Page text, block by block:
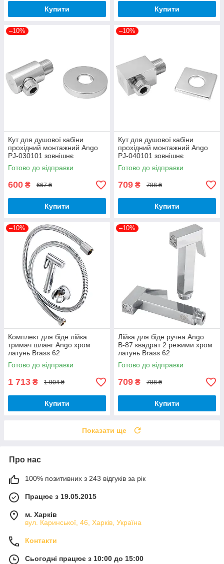
Купити Купити
–10%
Кут для душової кабіни
прохідний монтажний Ango
PJ-030101 зовнішнє
різьблення 1/2 х 1/2 дюйма
хром латунь
Готово до відправки
600 ₴ 667 ₴
Купити
–10%
Кут для душової кабіни
прохідний монтажний Ango
PJ-040101 зовнішнє
різьблення 1/2 х 1/2 дюйма
хром латунь
Готово до відправки
709 ₴ 788 ₴
Купити
–10%
Комплект для біде лійка
тримач шланг Ango хром
латунь Brass 62
Готово до відправки
1 713 ₴ 1 904 ₴
Купити
–10%
Лійка для біде ручна Ango
В-87 квадрат 2 режими хром
латунь Brass 62
Готово до відправки
709 ₴ 788 ₴
Купити
Показати ще
Про нас
100% позитивних з 243 відгуків за рік
Працює з 19.05.2015
м. Харків
вул. Каринської, 46, Харків, Україна
Контакти
Сьогодні працює з 10:00 до 15:00